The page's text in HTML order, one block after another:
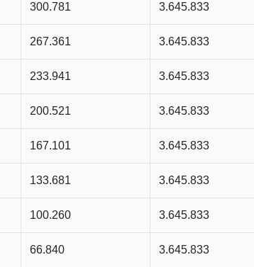
300.781 3.645.833
267.361 3.645.833
233.941 3.645.833
200.521 3.645.833
167.101 3.645.833
133.681 3.645.833
100.260 3.645.833
66.840 3.645.833